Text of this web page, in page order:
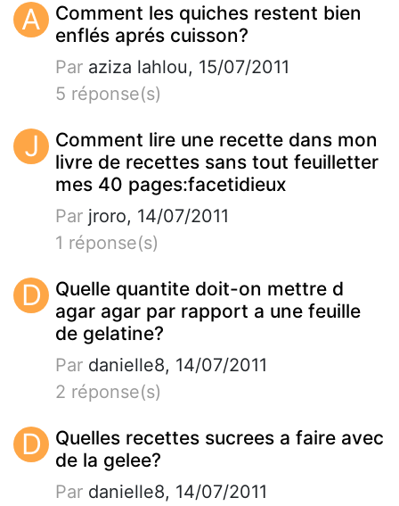
A
Comment les quiches restent bien
enflés aprés cuisson?
Par aziza lahlou, 15/07/2011
5 réponse(s)
J
Comment lire une recette dans mon
livre de recettes sans tout feuilletter
mes 40 pages:facetidieux
Par jroro, 14/07/2011
1 réponse(s)
D
Quelle quantite doit-on mettre d
agar agar par rapport a une feuille
de gelatine?
Par danielle8, 14/07/2011
2 réponse(s)
D
Quelles recettes sucrees a faire avec
de la gelee?
Par danielle8, 14/07/2011